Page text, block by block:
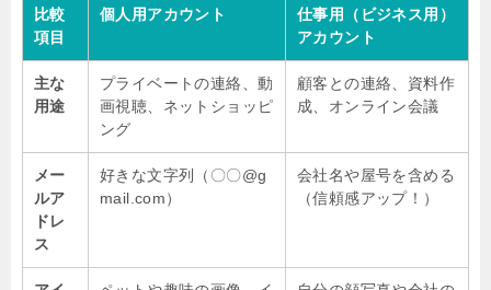
比較
項目
個人用アカウント
仕事用（ビジネス用）
アカウント
主な
用途
プライベートの連絡、動
画視聴、ネットショッピ
ング
顧客との連絡、資料作
成、オンライン会議
メー
ルア
ドレ
ス
好きな文字列（〇〇@g
mail.com）
会社名や屋号を含める
（信頼感アップ！）